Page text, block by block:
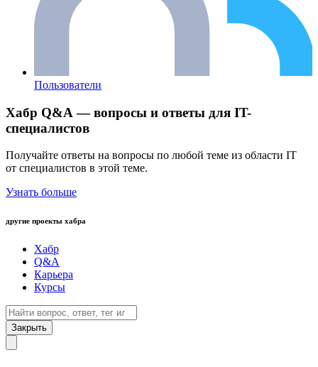
Пользователи
Хабр Q&A — вопросы и ответы для IT-
специалистов
Получайте ответы на вопросы по любой теме из области IT
от специалистов в этой теме.
Узнать больше
другие проекты хабра
Хабр
Q&A
Карьера
Курсы
Закрыть